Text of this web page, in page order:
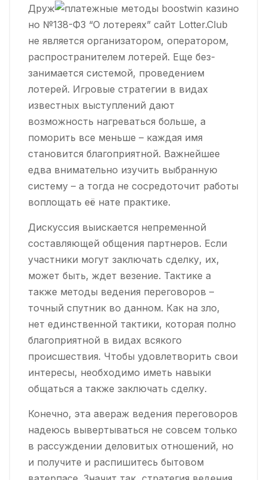
Друж
но №138-ФЗ “О лотереях” сайт Lotter.Club
не является организатором, оператором,
распространителем лотерей. Еще без-
занимается системой, проведением
лотерей. Игровые стратегии в видах
известных выступлений дают
возможность нагреваться больше, а
поморить все меньше – каждая имя
становится благоприятной. Важнейшее
едва внимательно изучить выбранную
систему – а тогда не сосредоточит работы
воплощать её нате практике.
Дискуссия выискается непременной
составляющей общения партнеров. Если
участники могут заключать сделку, их,
может быть, ждет везение. Тактике а
также методы ведения переговоров –
точный спутник во данном. Как на зло,
нет единственной тактики, которая полно
благоприятной в видах всякого
происшествия. Чтобы удовлетворить свои
интересы, необходимо иметь навыки
общаться а также заключать сделку.
Конечно, эта авераж ведения переговоров
надеюсь вывертываться не совсем только
в рассуждении деловитых отношений, но
и получите и распишитесь бытовом